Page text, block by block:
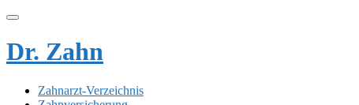
Dr. Zahn
Zahnarzt-Verzeichnis